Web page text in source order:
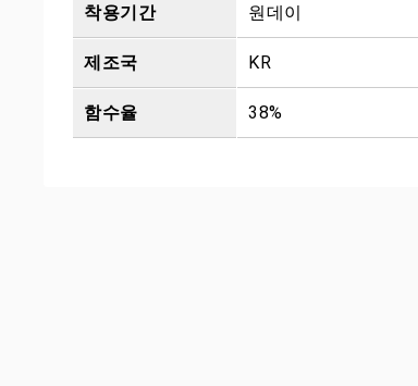
착용기간 원데이
제조국 KR
함수율 38%